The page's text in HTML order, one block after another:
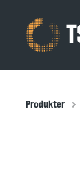
Produkter